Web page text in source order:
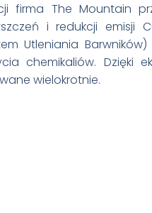
firma The Mountain
i redukcji emisji
Utleniania
chemikaliów. Dzięki
wielokrotnie.